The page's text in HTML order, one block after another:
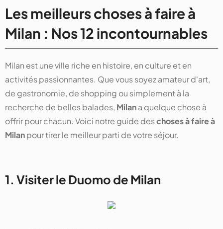
Les meilleurs choses à faire à
Milan : Nos 12 incontournables
Milan est une ville riche en histoire, en culture et en
activités passionnantes. Que vous soyez amateur d'art,
de gastronomie, de shopping ou simplement à la
recherche de belles balades, Milana quelque chose à
offrir pour chacun. Voici notre guide deschoses à faire à
Milanpour tirer le meilleur parti de votre séjour.
1. Visiter le Duomo de Milan